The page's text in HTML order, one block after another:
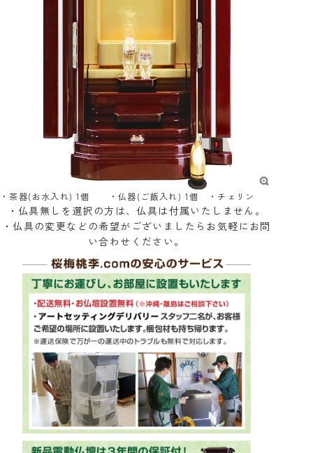
・茶器(お水入れ) 1個 ・仏器(ご飯入れ) 1個 ・チェリン
・仏具無しを選択の方は、仏具は付属いたしません。
・仏具の変更などの希望がございましたらお気軽にお問
い合わせください。